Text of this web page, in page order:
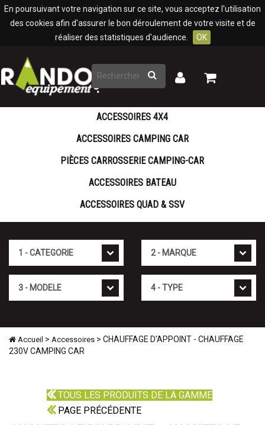
En poursuivant votre navigation sur ce site, vous acceptez l'utilisation
des cookies afin d'assurer le bon déroulement de votre visite et de
réaliser des statistiques d'audience.
OK
Rechercher
Mon
Mon
ACCESSOIRES 4X4
ACCESSOIRES CAMPING CAR
PIÈCES CARROSSERIE CAMPING-CAR
ACCESSOIRES BATEAU
ACCESSOIRES QUAD & SSV
Accueil > Accessoires > CHAUFFAGE D'APPOINT - CHAUFFAGE
230V CAMPING CAR
TOUS LES PRODUITS DE LA GAMME
PAGE PRÉCÉDENTE
Panneau de gestion des cookies